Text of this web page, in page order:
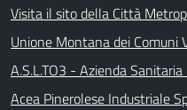
Visita il sito della Città
Unione Montana dei Comuni
A.S.L.TO3 - Azienda
Acea Pinerolese Industriale